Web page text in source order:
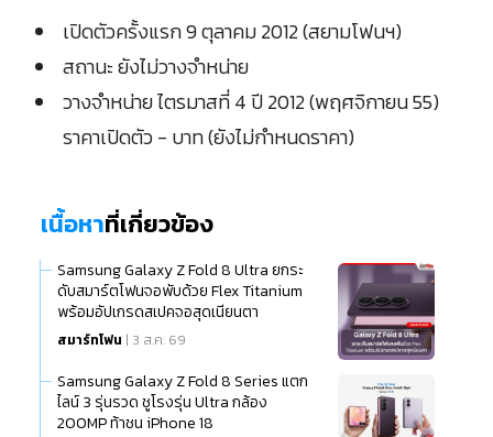
เปิดตัวครั้งแรก 9 ตุลาคม 2012 (สยามโฟนฯ)
สถานะ ยังไม่วางจำหน่าย
วางจำหน่าย ไตรมาสที่ 4 ปี 2012 (พฤศจิกายน 55)
ราคาเปิดตัว - บาท (ยังไม่กำหนดราคา)
เนื้อหาที่เกี่ยวข้อง
Samsung Galaxy Z Fold 8 Ultra ยกระ
ดับสมาร์ตโฟนจอพับด้วย Flex Titanium
พร้อมอัปเกรดสเปคจอสุดเนียนตา
สมาร์ทโฟน | 3 ส.ค. 69
Samsung Galaxy Z Fold 8 Series แตก
ไลน์ 3 รุ่นรวด ชูโรงรุ่น Ultra กล้อง
200MP ท้าชน iPhone 18